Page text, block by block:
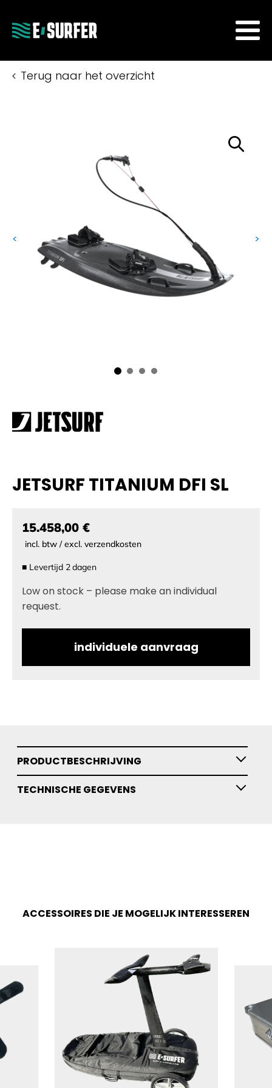
Terug naar het overzicht
< >
JETSURF TITANIUM DFI SL
15.458,00 €
incl. btw / excl. verzendkosten
■ Levertijd 2dagen
Low on stock – please make an individual
request.
individuele aanvraag
PRODUCTBESCHRIJVING
TECHNISCHE GEGEVENS
ACCESSOIRES DIE JE MOGELIJK INTERESSEREN